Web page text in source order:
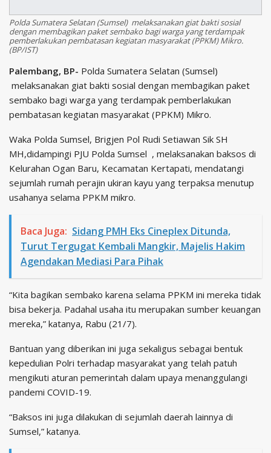
Polda Sumatera Selatan (Sumsel) melaksanakan giat bakti sosial
dengan membagikan paket sembako bagi warga yang terdampak
pemberlakukan pembatasan kegiatan masyarakat (PPKM) Mikro.
(BP/IST)
Palembang, BP- Polda Sumatera Selatan (Sumsel)
melaksanakan giat bakti sosial dengan membagikan paket
sembako bagi warga yang terdampak pemberlakukan
pembatasan kegiatan masyarakat (PPKM) Mikro.
Waka Polda Sumsel, Brigjen Pol Rudi Setiawan Sik SH
MH,didampingi PJU Polda Sumsel , melaksanakan baksos di
Kelurahan Ogan Baru, Kecamatan Kertapati, mendatangi
sejumlah rumah perajin ukiran kayu yang terpaksa menutup
usahanya selama PPKM mikro.
Baca Juga: Sidang PMH Eks Cineplex Ditunda,
Turut Tergugat Kembali Mangkir, Majelis Hakim
Agendakan Mediasi Para Pihak
“Kita bagikan sembako karena selama PPKM ini mereka tidak
bisa bekerja. Padahal usaha itu merupakan sumber keuangan
mereka,” katanya, Rabu (21/7).
Bantuan yang diberikan ini juga sekaligus sebagai bentuk
kepedulian Polri terhadap masyarakat yang telah patuh
mengikuti aturan pemerintah dalam upaya menanggulangi
pandemi COVID-19.
“Baksos ini juga dilakukan di sejumlah daerah lainnya di
Sumsel,” katanya.